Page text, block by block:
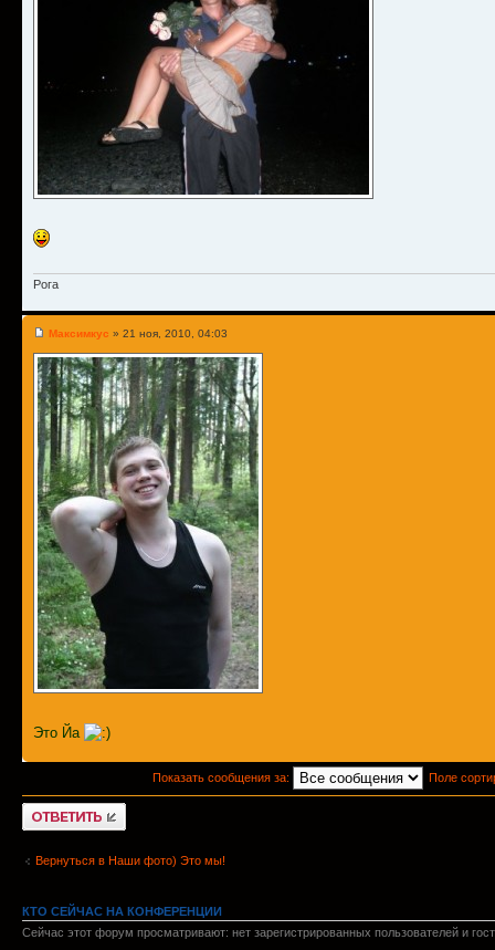
Рога
Максимкус » 21 ноя, 2010, 04:03
Это Йа
Показать сообщения за: Поле
Ответить
Вернуться в Наши фото) Это мы!
КТО СЕЙЧАС НА КОНФЕРЕНЦИИ
Сейчас этот форум просматривают: нет зарегистрированных пользователей и